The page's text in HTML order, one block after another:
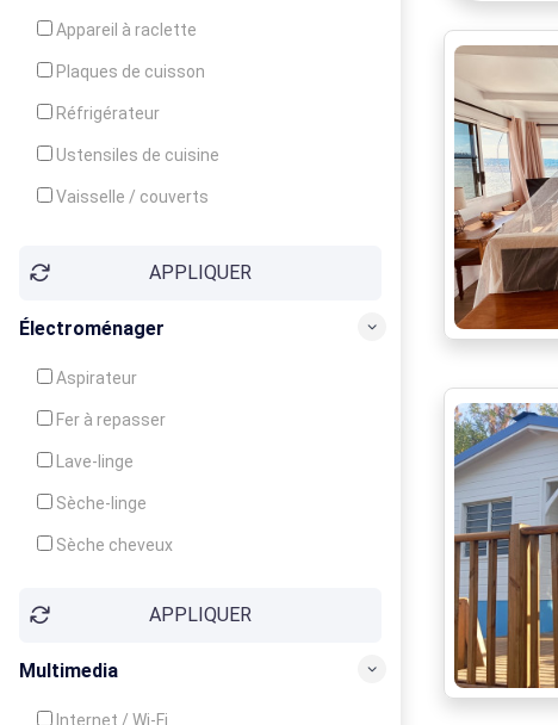
Appareil à raclette
Plaques de cuisson
Réfrigérateur
Ustensiles de cuisine
Vaisselle / couverts
Congélateur
APPLIQUER
Électroménager
Aspirateur
Fer à repasser
Lave-linge
Sèche-linge
Sèche cheveux
APPLIQUER
Multimedia
Internet / Wi-Fi